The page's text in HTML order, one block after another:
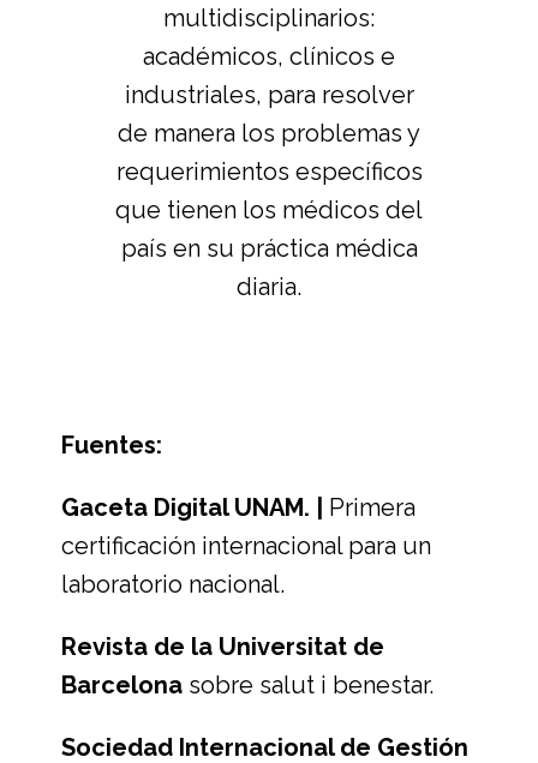
multidisciplinarios:
académicos, clínicos e
industriales, para resolver
de manera los problemas y
requerimientos específicos
que tienen los médicos del
país en su práctica médica
diaria.
Fuentes:
Gaceta Digital UNAM. | Primera
certificación internacional para un
laboratorio nacional.
Revista de la Universitat de
Barcelona sobre salut i benestar.
Sociedad Internacional de Gestión